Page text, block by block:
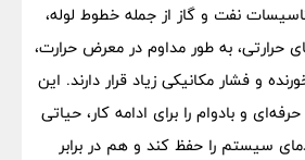
نفت و گاز از جمله خطوط لوله،
حرارتی، به طور مداوم در معرض حرارت،
و فشار مکانیکی زیاد قرار دارند. این
و بادوام را برای ادامه کار، حیاتی
سیستم را حفظ کند و هم در برابر